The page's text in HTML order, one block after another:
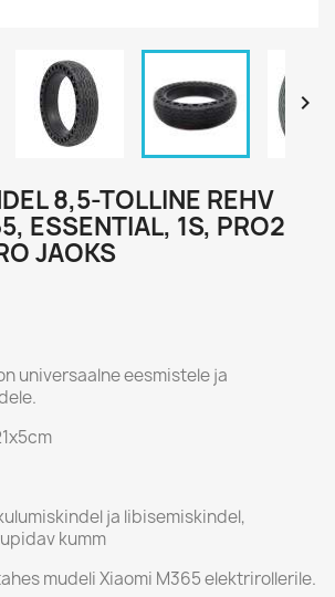

8,5-TOLLINE REHV
ESSENTIAL, 1S, PRO2
JAOKS
universaalne eesmistele ja
ja libisemiskindel,
kumm
mudeli Xiaomi M365 elektrirollerile.